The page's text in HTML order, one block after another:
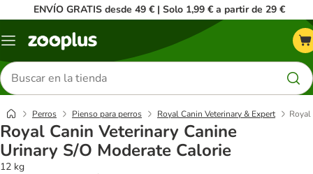
ENVÍO GRATIS desde 49 € | Solo 1,99 € a partir de 29 €
Menú
Buscar
productos
Perros Pienso para perros Royal Canin Veterinary & Expert Royal
Royal Canin Veterinary Canine
Urinary S/O Moderate Calorie
12 kg